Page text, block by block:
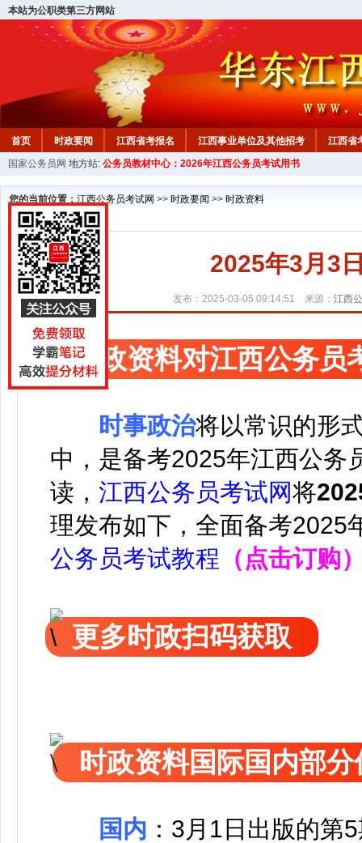
本站为公职类第三方网站
首页 时政要闻 江西省考报名 江西事业单位及其他招考 江西省
教材中心
国家公务员网 地方站: 公务员教材中心：2026年江西公务员考试用书
您的当前位置： 江西公务员考试网 >> 时政要闻 >> 时政资料
2025年3月3
发布：2025-03-05 09:14:51 来源： 江西
时政资料对江西公务员
时事政治将以常识的形
中，是备考2025年江西公务
读， 江西公务员考试网将
理发布如下， 全面备考2025
公务员考试教程 （点击订购
更多时政扫码获取
时政资料国际国内部
国内 ： 3月1日出版的第